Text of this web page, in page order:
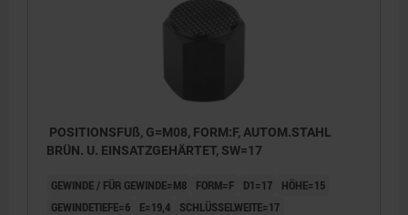
POSITIONSFUß, G=M08, FORM:F, AUTOM.STAHL
BRÜN. U. EINSATZGEHÄRTET, SW=17
GEWINDE / FÜR GEWINDE=M8 FORM=F D1=17
HÖHE=15
GEWINDETIEFE=6
E=19,4 SCHLÜSSELWEITE=17